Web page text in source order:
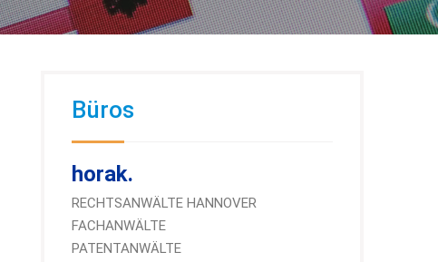
Büros
horak.
RECHTSANWÄLTE HANNOVER
FACHANWÄLTE
PATENTANWÄLTE